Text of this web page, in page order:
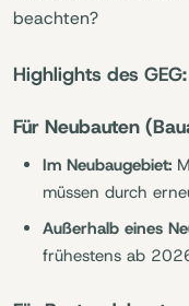
beachten?
Highlights des GEG:
Für Neubauten
Im Neubaugebiet:
müssen durch
Außerhalb eines
frühestens ab